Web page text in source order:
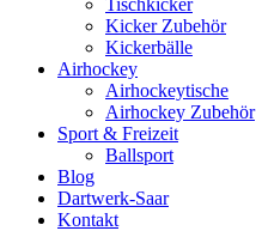
Kicker Zubehör
Kickerbälle
Airhockey
Airhockeytische
Airhockey Zubehör
Sport & Freizeit
Ballsport
Blog
Dartwerk-Saar
Kontakt